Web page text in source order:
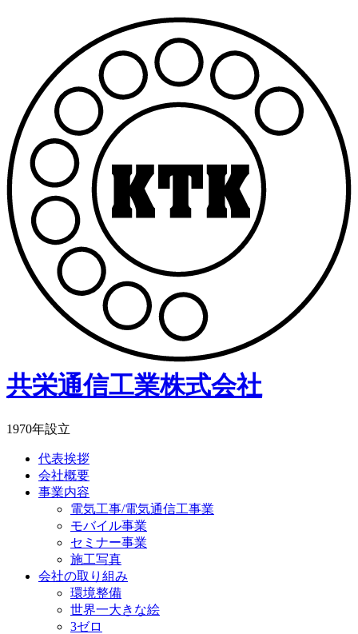
共栄通信工業株式会社
1970年設立
代表挨拶
会社概要
事業内容
電気工事/電気通信工事業
モバイル事業
セミナー事業
施工写真
会社の取り組み
環境整備
世界一大きな絵
3ゼロ